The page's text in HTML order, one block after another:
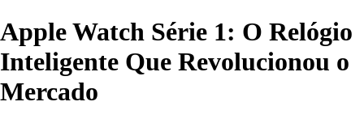
Apple Watch Série 1: O Relógio
Inteligente Que Revolucionou o
Mercado